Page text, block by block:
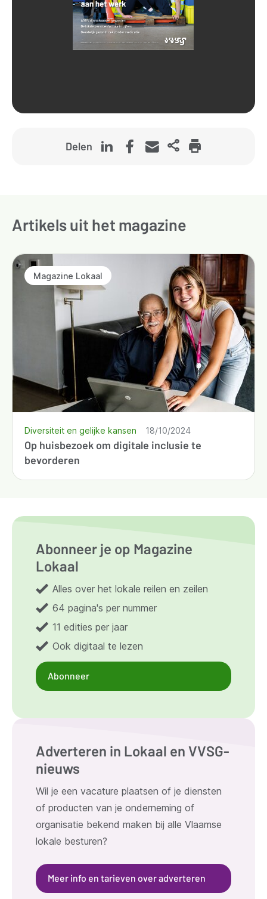
Delen
Artikels uit het magazine
Magazine Lokaal
Op huisbezoek om digitale inclusie te
bevorderen
Diversiteit en gelijke kansen 18/10/2024
Abonneer je op Magazine
Lokaal
Alles over het lokale reilen en zeilen
64 pagina's per nummer
11 edities per jaar
Ook digitaal te lezen
Abonneer
Adverteren in Lokaal en VVSG-
nieuws
Wil je een vacature plaatsen of je diensten
of producten van je onderneming of
organisatie bekend maken bij alle Vlaamse
lokale besturen?
Meer info en tarieven over adverteren